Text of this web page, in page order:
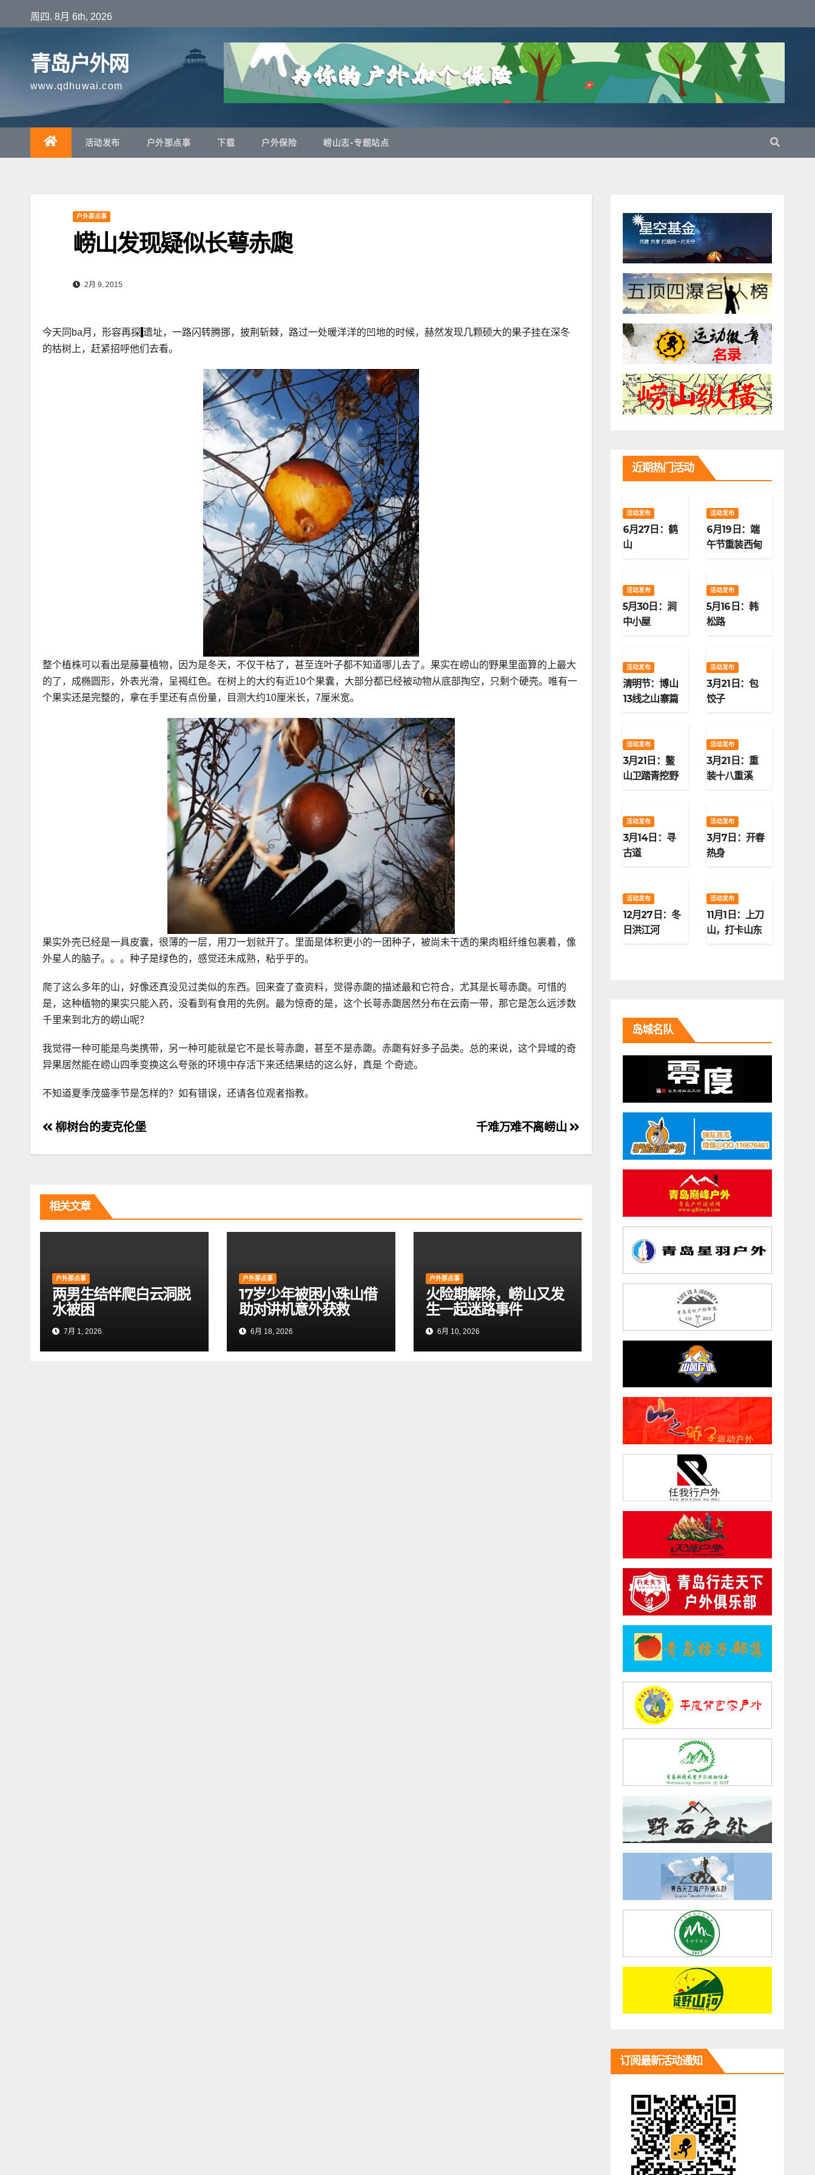
至
周四. 8月 6th, 2026
青岛户外网
www.qdhuwai.com
活动发布 户外那点事 下载 户外保险 崂山志-专题站点
户外那点事
崂山发现疑似长萼赤瓟
2月 9, 2015
今天同ba月，形容再探 遗址，一路闪转腾挪，披荆斩棘，路过一处暖洋洋的凹地的时候，赫然发现几颗硕大的果子挂在深冬
的枯树上，赶紧招呼他们去看。
整个植株可以看出是藤蔓植物，因为是冬天，不仅干枯了，甚至连叶子都不知道哪儿去了。果实在崂山的野果里面算的上最大
的了，成椭圆形，外表光滑，呈褐红色。在树上的大约有近10个果囊，大部分都已经被动物从底部掏空，只剩个硬壳。唯有一
个果实还是完整的，拿在手里还有点份量，目测大约10厘米长，7厘米宽。
果实外壳已经是一具皮囊，很薄的一层，用刀一划就开了。里面是体积更小的一团种子，被尚未干透的果肉粗纤维包裹着，像
外星人的脑子。。。种子是绿色的，感觉还未成熟，粘乎乎的。
爬了这么多年的山，好像还真没见过类似的东西。回来查了查资料，觉得赤瓟的描述最和它符合，尤其是长萼赤瓟。可惜的
是，这种植物的果实只能入药，没看到有食用的先例。最为惊奇的是，这个长萼赤瓟居然分布在云南一带，那它是怎么远涉数
千里来到北方的崂山呢？
我觉得一种可能是鸟类携带，另一种可能就是它不是长萼赤瓟，甚至不是赤瓟。赤瓟有好多子品类。总的来说，这个异域的奇
异果居然能在崂山四季变换这么夸张的环境中存活下来还结果结的这么好，真是 个奇迹。
不知道夏季茂盛季节是怎样的？如有错误，还请各位观者指教。
文
章
航
千难万难不离崂山
柳树台的麦克伦堡
相关文章
户外那点事
两男生结伴爬白云洞脱
水被困
7月 1, 2026
户外那点事
17岁少年被困小珠山借
助对讲机意外获救
6月 18, 2026
户外那点事
火险期解除，崂山又发
生一起迷路事件
6月 10, 2026
近期热门活动
活动发布
6月27日：鹤
山
活动发布
6月19日：端
午节重装西甸
活动发布
5月30日：涧
中小屋
活动发布
5月16日：韩
松路
活动发布
清明节：博山
13线之山寨篇
活动发布
3月21日：包
饺子
活动发布
3月21日：鳌
山卫踏青挖野
活动发布
3月21日：重
装十八重溪
活动发布
3月14日：寻
古道
活动发布
3月7日：开春
热身
活动发布
12月27日：冬
日洪江河
活动发布
11月1日：上刀
山，打卡山东
岛城名队
订阅最新活动通知